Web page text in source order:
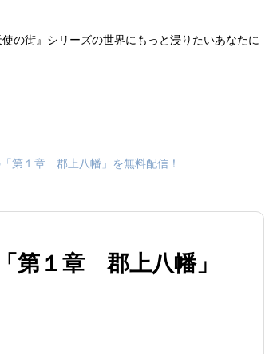
使の街』シリーズの世界にもっと浸りたいあなたに
「第１章 郡上八幡」を無料配信！
第１章 郡上八幡」